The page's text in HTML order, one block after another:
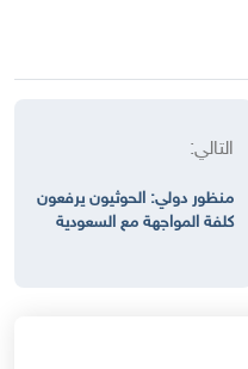
التالي:
منظور دولي: الحوثيون يرفعون
كلفة المواجهة مع السعودية